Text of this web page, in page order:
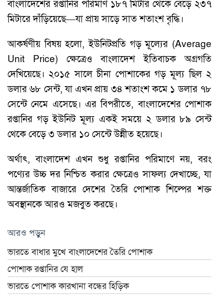
বাংলাদেশের রপ্তানির পরিমাণ ১৮৭ মিটার থেকে বেড়ে ২৩৭
মিটারে দাঁড়িয়েছে—যা প্রায় সাড়ে সাত শতাংশ বৃদ্ধি।
আকর্ষণীয় বিষয় হলো, ইউনিটপ্রতি গড় মূল্যের (Average
Unit Price) ক্ষেত্রেও বাংলাদেশ ইতিবাচক অগ্রগতি
দেখিয়েছে। ২০১৫ সালে চীনা পোশাকের গড় মূল্য ছিল ২
ডলার ৬৮ সেন্ট, যা এখন প্রায় ৩৪ শতাংশ কমে ১ ডলার ৭৮
সেন্টে নেমে এসেছে। এর বিপরীতে, বাংলাদেশের পোশাক
রপ্তানির গড় ইউনিট মূল্য একই সময়ে ২ ডলার ৮৯ সেন্ট
থেকে বেড়ে ৩ ডলার ১০ সেন্টে উন্নীত হয়েছে।
অর্থাৎ, বাংলাদেশ এখন শুধু রপ্তানির পরিমাণে নয়, বরং
পণ্যের উচ্চ দর নিশ্চিত করার ক্ষেত্রেও সাফল্য দেখাচ্ছে, যা
আন্তর্জাতিক বাজারে দেশের তৈরি পোশাক শিল্পের শক্ত
অবস্থানকে আরও মজবুত করছে।
আরও পড়ুন
ভারতে বাধার মুখে বাংলাদেশের তৈরি পোশাক
পোশাক রপ্তানির যে হাল
ভারতে পোশাক কারখানা বন্ধের হিড়িক